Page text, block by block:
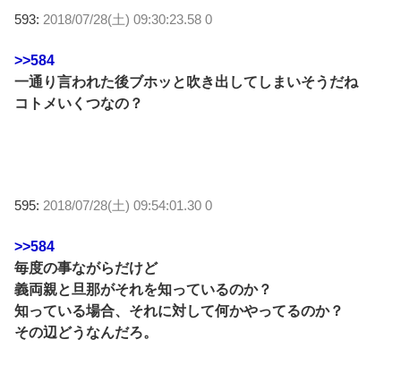
593: 2018/07/28(土) 09:30:23.58 0
>>584
一通り言われた後ブホッと吹き出してしまいそうだね
コトメいくつなの？
595: 2018/07/28(土) 09:54:01.30 0
>>584
毎度の事ながらだけど
義両親と旦那がそれを知っているのか？
知っている場合、それに対して何かやってるのか？
その辺どうなんだろ。